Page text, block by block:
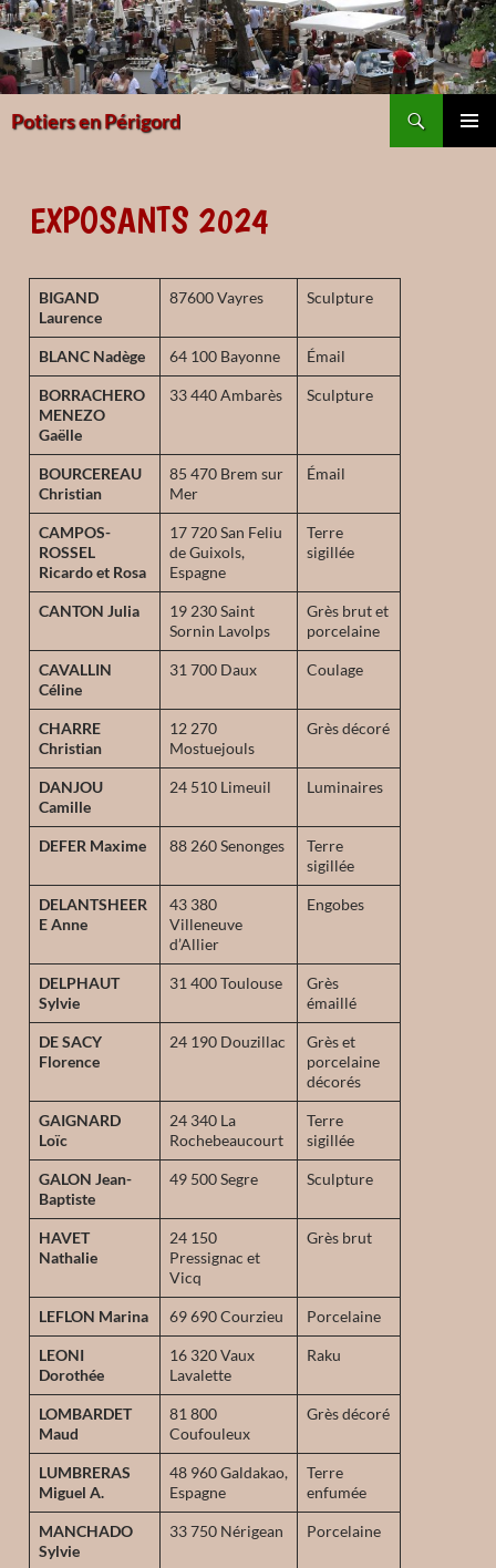
Aller
au
contenu
Potiers en Périgord
EXPOSANTS 2024
BIGAND
Laurence
87600 Vayres Sculpture
BLANC Nadège 64 100 Bayonne Émail
BORRACHERO
MENEZO
Gaëlle
33 440 Ambarès Sculpture
BOURCEREAU
Christian
85 470 Brem sur
Mer
Émail
CAMPOS-
ROSSEL
Ricardo et Rosa
17 720 San Feliu
de Guixols,
Espagne
Terre
sigillée
CANTON Julia
19 230 Saint
Sornin Lavolps
Grès brut et
porcelaine
CAVALLIN
Céline
31 700 Daux Coulage
CHARRE
Christian
12 270
Mostuejouls
Grès décoré
DANJOU
Camille
24 510 Limeuil Luminaires
DEFER Maxime 88 260 Senonges
Terre
sigillée
DELANTSHEER
E Anne
43 380
Villeneuve
d’Allier
Engobes
DELPHAUT
Sylvie
31 400 Toulouse
Grès
émaillé
DE SACY
Florence
24 190 Douzillac
Grès et
porcelaine
décorés
GAIGNARD
Loïc
24 340 La
Rochebeaucourt
Terre
sigillée
GALON Jean-
Baptiste
49 500 Segre Sculpture
HAVET
Nathalie
24 150
Pressignac et
Vicq
Grès brut
LEFLON Marina 69 690 Courzieu Porcelaine
LEONI
Dorothée
16 320 Vaux
Lavalette
Raku
LOMBARDET
Maud
81 800
Coufouleux
Grès décoré
LUMBRERAS
Miguel A.
48 960 Galdakao,
Espagne
Terre
enfumée
MANCHADO
Sylvie
33 750 Nérigean Porcelaine